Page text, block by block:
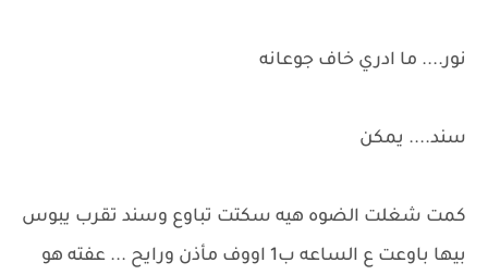
نور.... ما ادري خاف جوعانه
سند.... يمكن
كمت شغلت الضوه هيه سكتت تباوع وسند تقرب يبوس
بيها باوعت ع الساعه ب1 اووف مأذن ورايح ... عفته هو